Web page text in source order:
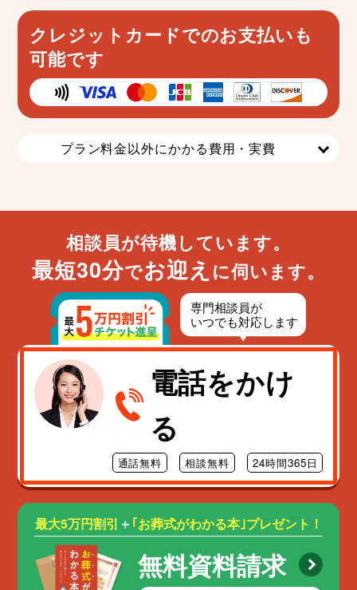
クレジットカードでのお支払いも
可能です
プラン料金以外にかかる費用・実費
相談員が待機しています。
最短30分でお迎え に伺います。
電話をかけ
る
通話無料 相談無料 24時間365日
最大5万円割引 ＋ ｢お葬式がわかる本｣プレゼント！
無料資料請求